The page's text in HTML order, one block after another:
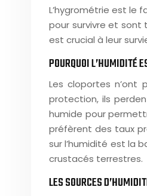
L’hygrométrie est le
pour survivre et sont
est crucial à leur
POURQUOI L’HUMIDITÉ
Les cloportes n’ont
protection, ils
humide pour
préfèrent des taux
sur l’humidité est la
crustacés terrestres.
LES SOURCES